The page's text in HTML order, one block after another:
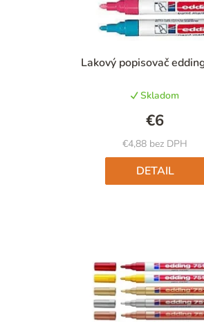
Lakový popisovač
je
5,0
z
5
Skladom
€4,88 bez DPH
€6
DETAIL